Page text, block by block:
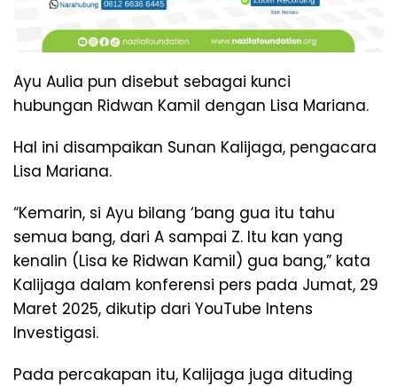
Ayu Aulia pun disebut sebagai kunci
hubungan Ridwan Kamil dengan Lisa Mariana.
Hal ini disampaikan Sunan Kalijaga, pengacara
Lisa Mariana.
“Kemarin, si Ayu bilang ‘bang gua itu tahu
semua bang, dari A sampai Z. Itu kan yang
kenalin (Lisa ke Ridwan Kamil) gua bang,” kata
Kalijaga dalam konferensi pers pada Jumat, 29
Maret 2025, dikutip dari YouTube Intens
Investigasi.
Pada percakapan itu, Kalijaga juga dituding